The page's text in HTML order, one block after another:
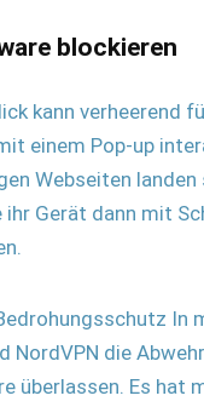
blockieren
kann verheerend
einem Pop-up
Webseiten landen
Gerät dann mit
In
NordVPN die
überlassen. Es hat